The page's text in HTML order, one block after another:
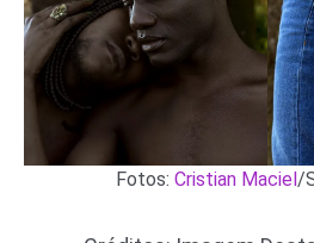
Fotos: Cristian Maciel/